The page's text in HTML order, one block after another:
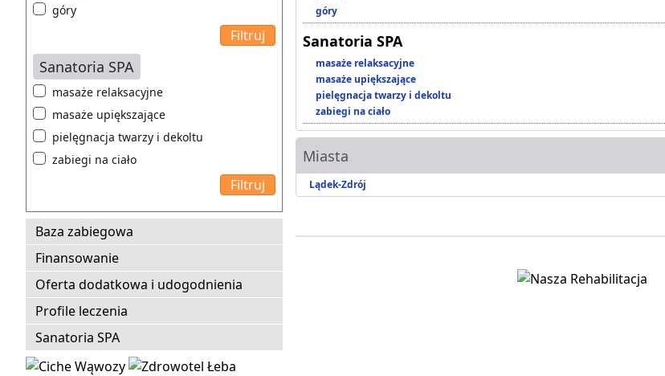
góry
Sanatoria SPA
masaże relaksacyjne
masaże upiększające
pielęgnacja twarzy i dekoltu
zabiegi na ciało
Baza zabiegowa
Finansowanie
Oferta dodatkowa i udogodnienia
Profile leczenia
Sanatoria SPA
góry
Sanatoria SPA
masaże relaksacyjne
masaże upiększające
pielęgnacja twarzy i dekoltu
zabiegi na ciało
Miasta
Lądek-Zdrój